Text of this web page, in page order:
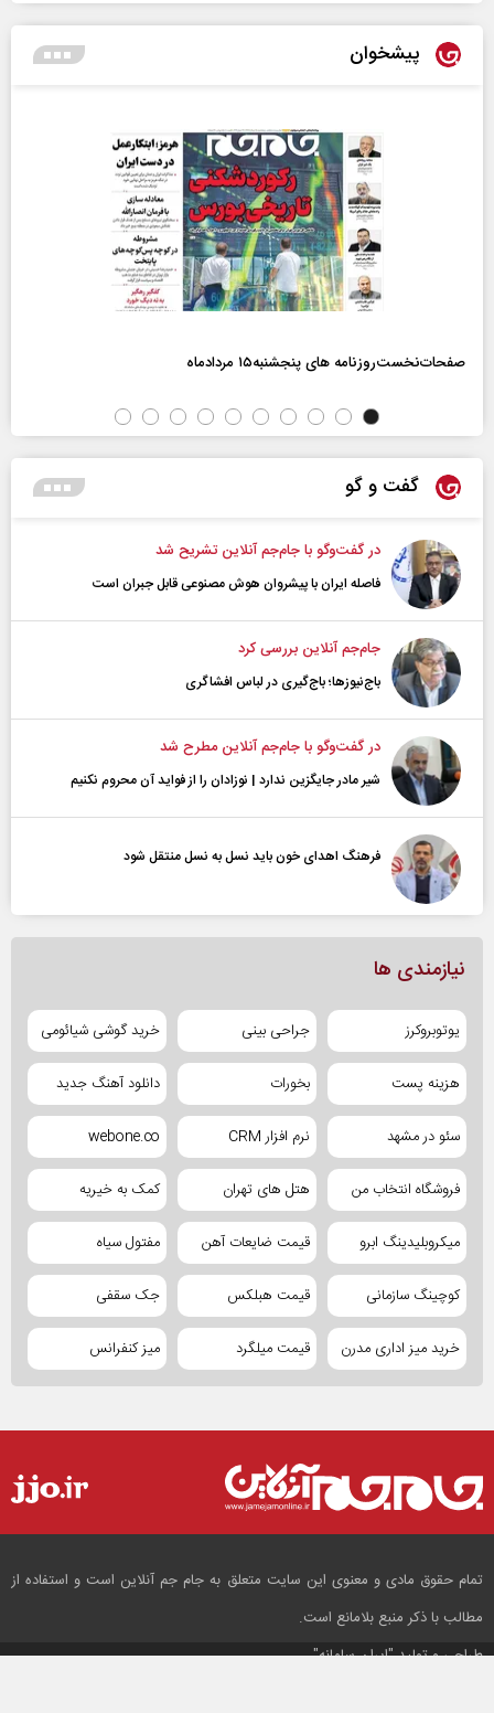
پیشخوان
صفحات‌نخست‌روزنامه ها‌ی پنجشنبه‌۱۵ مردادماه
گفت و گو
در گفت‌و‌گو با جام‌جم آنلاین تشریح شد
فاصله ایران با پیشرو‌ان هوش مصنوعی قابل جبران است
جام‌جم آنلاین بررسی کرد
باج‌نیوزها؛ باج‌گیری در لباس افشاگری
در گفت‌و‌گو با جام‌جم آنلاین مطرح شد
شیر مادر جایگزین ندارد | نوزادان را از فواید آن محروم نکنیم
فرهنگ اهدای خون باید نسل به نسل منتقل شود
نیازمندی ها
یوتوبروکرز جراحی بینی خرید گوشی شیائومی
هزینه پست بخورات دانلود آهنگ جدید
سئو در مشهد نرم افزار CRM webone.co
فروشگاه انتخاب من هتل های تهران کمک به خیریه
میکروبلیدینگ ابرو قیمت ضایعات آهن مفتول سیاه
کوچینگ سازمانی قیمت هبلکس جک سقفی
خرید میز اداری مدرن قیمت میلگرد میز کنفرانس
تمام حقوق مادی و معنوی این سایت متعلق به جام جم آنلاین است و استفاده از
مطالب با ذکر منبع بلامانع است.
طراحی و تولید"ایران سامانه"